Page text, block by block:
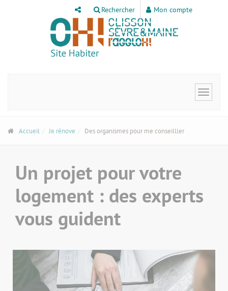
Rechercher Mon compte
Toggle
Accueil Je rénove Des organismes pour me conseilller
Un projet pour votre
logement : des experts
vous guident
Panneau de gestion des cookies